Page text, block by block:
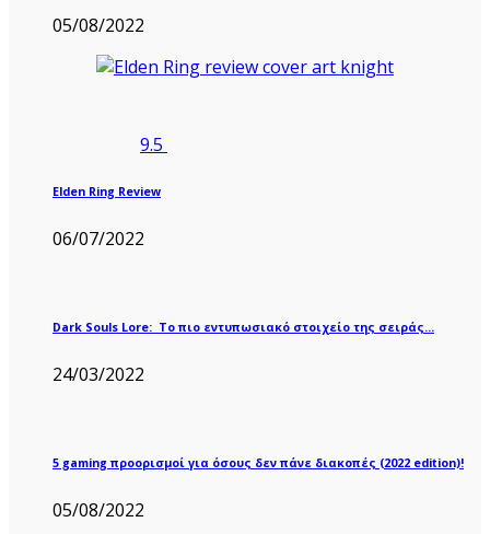
05/08/2022
9.5
Elden Ring Review
06/07/2022
Dark Souls Lore: Το πιο εντυπωσιακό στοιχείο της σειράς…
24/03/2022
5 gaming προορισμοί για όσους δεν πάνε διακοπές (2022 edition)!
05/08/2022